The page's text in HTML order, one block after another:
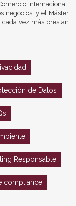
Internacional,
negocios, y el Máster
vez más prestan
de Datos
Responsable
compliance